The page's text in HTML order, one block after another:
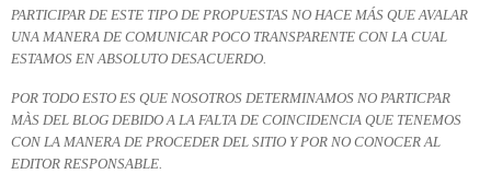
PARTICIPAR DE ESTE TIPO DE PROPUESTAS NO HACE MÁS QUE AVALAR
UNA MANERA DE COMUNICAR POCO TRANSPARENTE CON LA CUAL
ESTAMOS EN ABSOLUTO DESACUERDO.
POR TODO ESTO ES QUE NOSOTROS DETERMINAMOS NO PARTICPAR
MÀS DEL BLOG DEBIDO A LA FALTA DE COINCIDENCIA QUE TENEMOS
CON LA MANERA DE PROCEDER DEL SITIO Y POR NO CONOCER AL
EDITOR RESPONSABLE.